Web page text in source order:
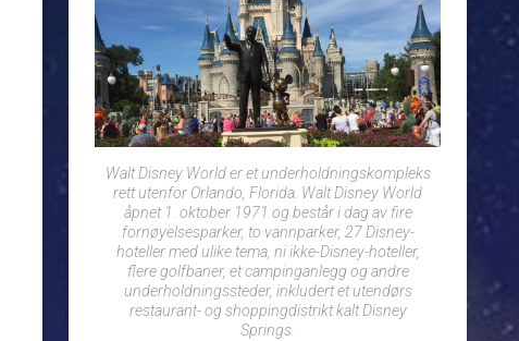
Walt Disney World er et underholdningskompleks
rett utenfor Orlando, Florida. Walt Disney World
åpnet 1. oktober 1971 og består i dag av fire
fornøyelsesparker, to vannparker, 27 Disney-
hoteller med ulike tema, ni ikke-Disney-hoteller,
flere golfbaner, et campinganlegg og andre
underholdningssteder, inkludert et utendørs
restaurant- og shoppingdistrikt kalt Disney
Springs.